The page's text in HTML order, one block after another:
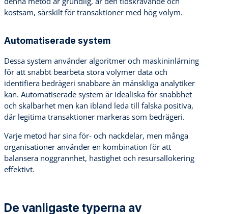
kostsam, särskilt för transaktioner med hög volym.
Automatiserade system
Dessa system använder algoritmer och maskininlärning
för att snabbt bearbeta stora volymer data och
identifiera bedrägeri snabbare än mänskliga analytiker
kan. Automatiserade system är idealiska för snabbhet
och skalbarhet men kan ibland leda till falska positiva,
där legitima transaktioner markeras som bedrägeri.
Varje metod har sina för- och nackdelar, men många
organisationer använder en kombination för att
balansera noggrannhet, hastighet och resursallokering
effektivt.
De vanligaste typerna av